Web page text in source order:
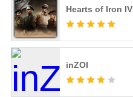
Hearts of Iron IV
inZOI